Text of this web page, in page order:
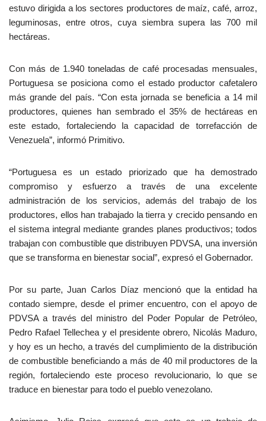
estuvo dirigida a los sectores productores de maíz, café, arroz,
leguminosas, entre otros, cuya siembra supera las 700 mil
hectáreas.
Con más de 1.940 toneladas de café procesadas mensuales,
Portuguesa se posiciona como el estado productor cafetalero
más grande del país. “Con esta jornada se beneficia a 14 mil
productores, quienes han sembrado el 35% de hectáreas en
este estado, fortaleciendo la capacidad de torrefacción de
Venezuela”, informó Primitivo.
“Portuguesa es un estado priorizado que ha demostrado
compromiso y esfuerzo a través de una excelente
administración de los servicios, además del trabajo de los
productores, ellos han trabajado la tierra y crecido pensando en
el sistema integral mediante grandes planes productivos; todos
trabajan con combustible que distribuyen PDVSA, una inversión
que se transforma en bienestar social”, expresó el Gobernador.
Por su parte, Juan Carlos Díaz mencionó que la entidad ha
contado siempre, desde el primer encuentro, con el apoyo de
PDVSA a través del ministro del Poder Popular de Petróleo,
Pedro Rafael Tellechea y el presidente obrero, Nicolás Maduro,
y hoy es un hecho, a través del cumplimiento de la distribución
de combustible beneficiando a más de 40 mil productores de la
región, fortaleciendo este proceso revolucionario, lo que se
traduce en bienestar para todo el pueblo venezolano.